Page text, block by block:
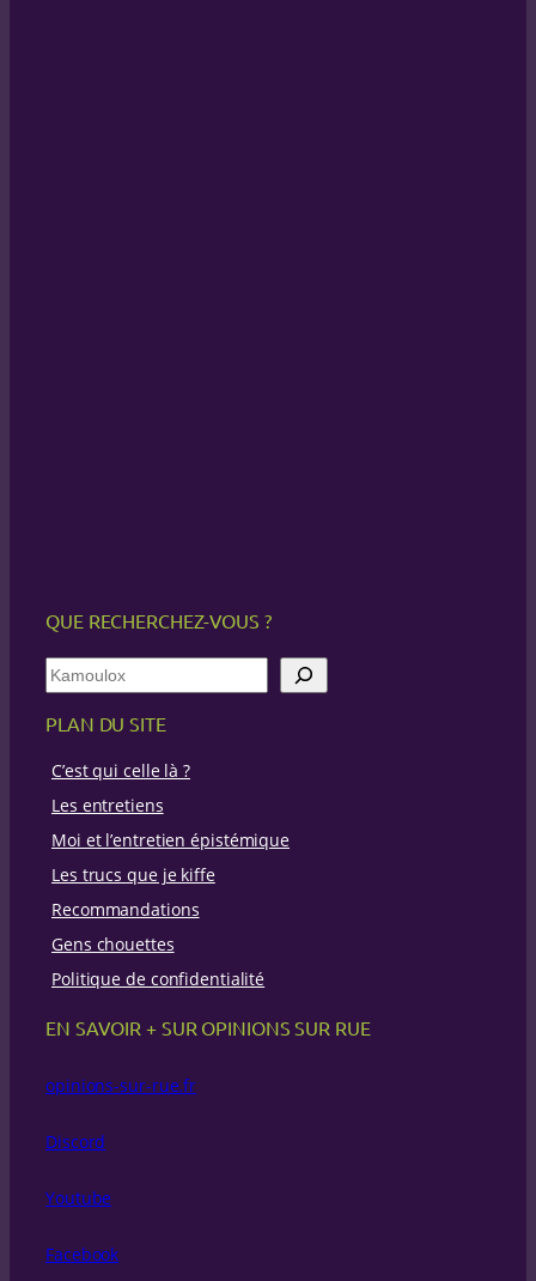
QUE RECHERCHEZ-VOUS ?
R
e
c
h
e
PLAN DU SITE
C’est qui celle là ?
Les entretiens
Moi et l’entretien épistémique
Les trucs que je kiffe
Recommandations
Gens chouettes
Politique de confidentialité
EN SAVOIR + SUR OPINIONS SUR RUE
opinions-sur-rue.fr
Discord
Youtube
Facebook